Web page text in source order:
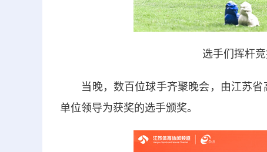
选手们挥杆
当晚，数百位球手齐聚晚会，由江苏省
单位领导为获奖的选手颁奖。